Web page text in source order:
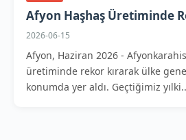
Afyon Haşhaş Üretiminde
2026-06-15
Afyon, Haziran 2026 -
üretiminde rekor kırarak ülke
konumda yer aldı. Geçtiğimiz